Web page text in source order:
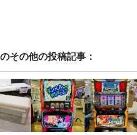
その他の投稿記事：